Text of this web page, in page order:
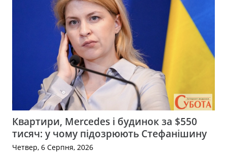
Квартири, Mercedes і будинок за $550
тисяч: у чому підозрюють Стефанішину
Четвер, 6 Серпня, 2026